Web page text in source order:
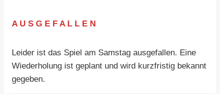
A U S G E F A L L E N
Leider ist das Spiel am Samstag ausgefallen. Eine
Wiederholung ist geplant und wird kurzfristig bekannt
gegeben.